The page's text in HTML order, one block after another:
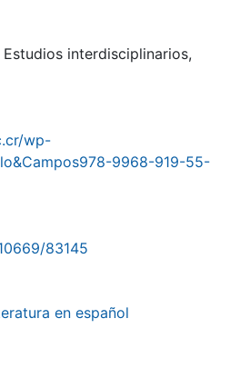
Estudios interdisciplinarios,
wp-
9968-919-55-
83145
en español